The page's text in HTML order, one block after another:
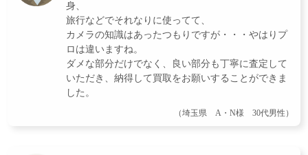
身、
旅行などでそれなりに使ってて、
カメラの知識はあったつもりですが・・・やはりプ
ロは違いますね。
ダメな部分だけでなく、良い部分も丁寧に査定して
いただき、納得して買取をお願いすることができま
した。
（埼玉県 A・N様 30代男性）